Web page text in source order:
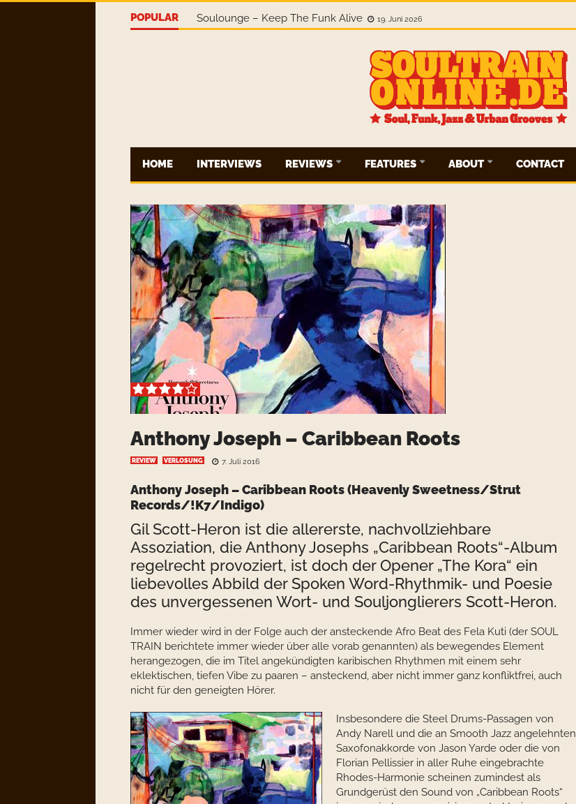
POPULAR Soulounge – Keep The Funk Alive 19. Juni 2026
HOME INTERVIEWS REVIEWS FEATURES ABOUT CONTACT
Anthony Joseph – Caribbean Roots
REVIEW VERLOSUNG 7. Juli 2016
Anthony Joseph – Caribbean Roots (Heavenly Sweetness/Strut
Records/!K7/Indigo)
Gil Scott-Heron ist die allererste, nachvollziehbare
Assoziation, die Anthony Josephs „Caribbean Roots“-Album
regelrecht provoziert, ist doch der Opener „The Kora“ ein
liebevolles Abbild der Spoken Word-Rhythmik- und Poesie
des unvergessenen Wort- und Souljonglierers Scott-Heron.
Immer wieder wird in der Folge auch der ansteckende Afro Beat des Fela Kuti (der SOUL
TRAIN berichtete immer wieder über alle vorab genannten) als bewegendes Element
herangezogen, die im Titel angekündigten karibischen Rhythmen mit einem sehr
eklektischen, tiefen Vibe zu paaren – ansteckend, aber nicht immer ganz konfliktfrei, auch
nicht für den geneigten Hörer.
Insbesondere die Steel Drums-Passagen von
Andy Narell und die an Smooth Jazz angelehnten
Saxofonakkorde von Jason Yarde oder die von
Florian Pellissier in aller Ruhe eingebrachte
Rhodes-Harmonie scheinen zumindest als
Grundgerüst den Sound von „Caribbean Roots“